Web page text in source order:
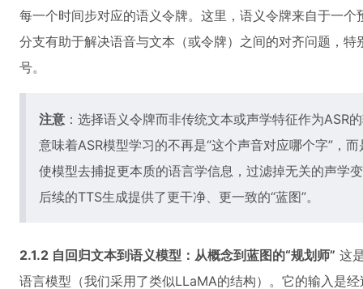
每一个时间步对应的语义令牌。这里，语义令牌来自于一
分支有助于解决语音与文本（或令牌）之间的对齐问题，
号。
注意 ：选择语义令牌而非传统文本或声学特征作为ASR
意味着ASR模型学习的不再是“这个声音对应哪个字”，
使模型去捕捉更本质的语言学信息，过滤掉无关的声学
后续的TTS生成提供了更干净、更一致的“蓝图”。
2.1.2 自回归文本到语义模型：从概念到蓝图的“规划师” 这
语言模型（我们采用了类似LLaMA的结构）。它的输入是